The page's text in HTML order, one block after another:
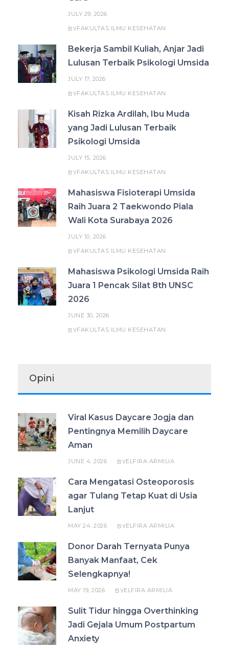
JULY 29, 2026
BYFAKULTAS ILMU KESEHATAN
Bekerja Sambil Kuliah, Anjar Jadi
Lulusan Terbaik Psikologi Umsida
JULY 17, 2026
BYFAKULTAS ILMU KESEHATAN
Kisah Rizka Ardilah, Ibu Muda
yang Jadi Lulusan Terbaik
Psikologi Umsida
JULY 15, 2026
BYFAKULTAS ILMU KESEHATAN
Mahasiswa Fisioterapi Umsida
Raih Juara 2 Taekwondo Piala
Wali Kota Surabaya 2026
JULY 10, 2026
BYFAKULTAS ILMU KESEHATAN
Mahasiswa Psikologi Umsida Raih
Juara 1 Pencak Silat 8th UNSC
2026
JUNE 30, 2026
BYFAKULTAS ILMU KESEHATAN
Opini
Viral Kasus Daycare Jogja dan
Pentingnya Memilih Daycare
Aman
JUNE 4, 2026 BYELFIRA ARMILIA
Cara Mengatasi Osteoporosis
agar Tulang Tetap Kuat di Usia
Lanjut
MAY 24, 2026 BYELFIRA ARMILIA
Donor Darah Ternyata Punya
Banyak Manfaat, Cek
Selengkapnya!
MAY 19, 2026 BYELFIRA ARMILIA
Sulit Tidur hingga Overthinking
Jadi Gejala Umum Postpartum
Anxiety